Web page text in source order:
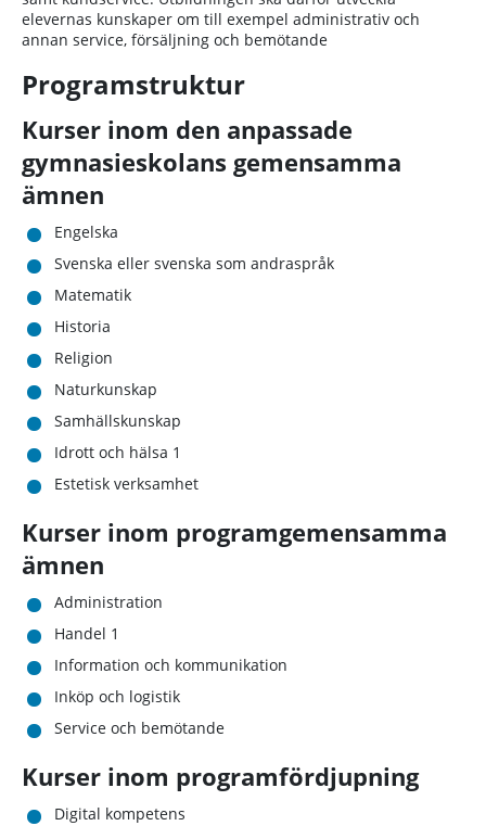
elevernas kunskaper om till exempel administrativ och
annan service, försäljning och bemötande
Programstruktur
Kurser inom den anpassade
gymnasieskolans gemensamma
ämnen
Engelska
Svenska eller svenska som andraspråk
Matematik
Historia
Religion
Naturkunskap
Samhällskunskap
Idrott och hälsa 1
Estetisk verksamhet
Kurser inom programgemensamma
ämnen
Administration
Handel 1
Information och kommunikation
Inköp och logistik
Service och bemötande
Kurser inom programfördjupning
Digital kompetens